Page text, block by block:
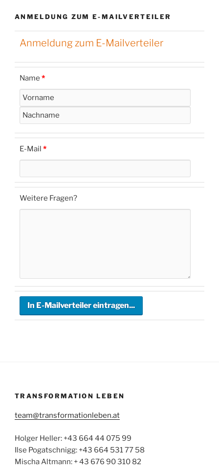
ANMELDUNG ZUM E-MAILVERTEILER
Anmeldung zum E-Mailverteiler
Name *
E-Mail *
Weitere Fragen?
TRANSFORMATION LEBEN
team@transformationleben.at
Holger Heller: +43 664 44 075 99
Ilse Pogatschnigg: +43 664 531 77 58
Mischa Altmann: + 43 676 90 310 82